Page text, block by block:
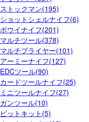
ストックマン(195)
ショットシェルナイフ(6)
ボウイナイフ(201)
マルチツール(378)
マルチプライヤー(101)
アーミーナイフ(127)
EDCツール(90)
カードツールナイフ(25)
ミニツールナイフ(27)
ガンツール(10)
ビットキット(5)